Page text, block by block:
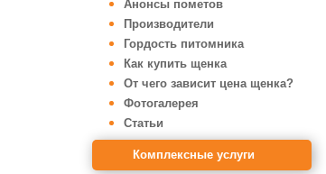
Анонсы пометов
Производители
Гордость питомника
Как купить щенка
От чего зависит цена щенка?
Фотогалерея
Статьи
Комплексные услуги